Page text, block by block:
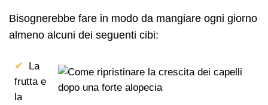
Bisognerebbe fare in modo da mangiare ogni giorno
almeno alcuni dei seguenti cibi:
La
frutta e
la